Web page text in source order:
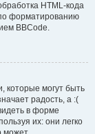
HTML-кода
форматированию
BBCode.
которые могут быть
радость, а :(
в форме
их: они легко